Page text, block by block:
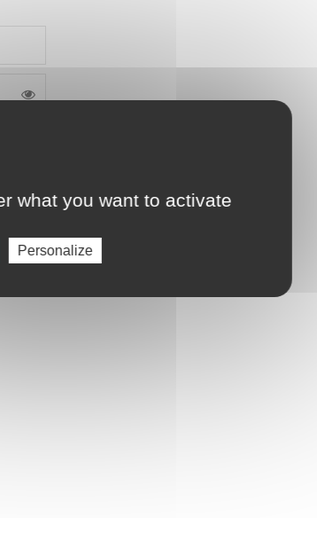
what you want to activate
Personalize